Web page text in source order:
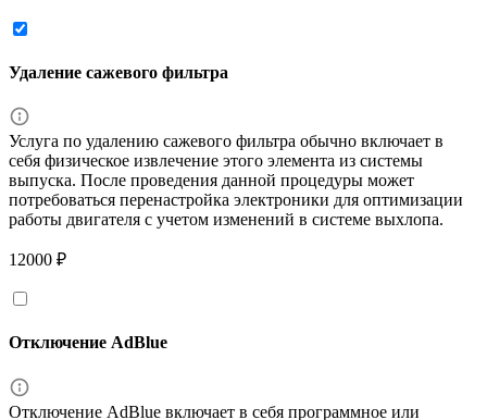
Удаление сажевого фильтра
Услуга по удалению сажевого фильтра обычно включает в
себя физическое извлечение этого элемента из системы
выпуска. После проведения данной процедуры может
потребоваться перенастройка электроники для оптимизации
работы двигателя с учетом изменений в системе выхлопа.
12000 ₽
Отключение AdBlue
Отключение AdBlue включает в себя программное или